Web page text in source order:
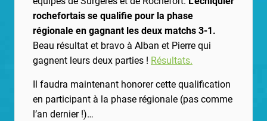
rochefortais se qualifie pour la phase
régionale en gagnant les deux matchs 3-1.
Beau résultat et bravo à Alban et Pierre qui
gagnent leurs deux parties ! Résultats.
Il faudra maintenant honorer cette qualification
en participant à la phase régionale (pas comme
l’an dernier !)…